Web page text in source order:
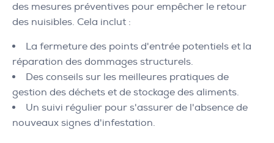
des mesures préventives pour empêcher le retour
des nuisibles. Cela inclut :
La fermeture des points d'entrée potentiels et la
réparation des dommages structurels.
Des conseils sur les meilleures pratiques de
gestion des déchets et de stockage des aliments.
Un suivi régulier pour s'assurer de l'absence de
nouveaux signes d'infestation.